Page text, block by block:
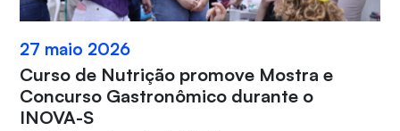
27 maio 2026
Curso de Nutrição promove Mostra e
Concurso Gastronômico durante o
INOVA-S